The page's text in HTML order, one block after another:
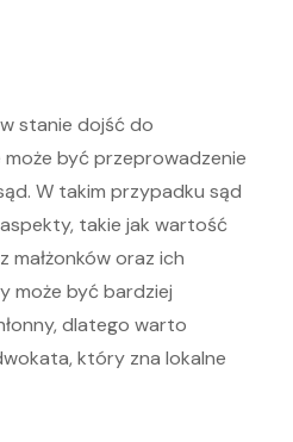
w stanie dojść do
być przeprowadzenie
W takim przypadku sąd
takie jak wartość
małżonków oraz ich
może być bardziej
dlatego warto
który zna lokalne